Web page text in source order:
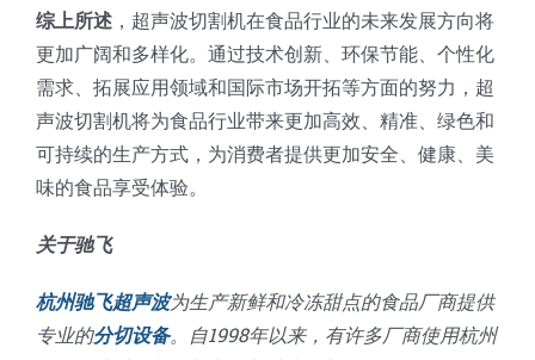
综上所述 ，超声波切割机在食品行业的未来发展方向将
更加广阔和多样化。通过技术创新、环保节能、个性化
需求、拓展应用领域和国际市场开拓等方面的努力，超
声波切割机将为食品行业带来更加高效、精准、绿色和
可持续的生产方式，为消费者提供更加安全、健康、美
味的食品享受体验。
关于驰飞
杭州驰飞超声波为生产新鲜和冷冻甜点的食品厂商提供
专业的分切设备。自1998年以来，有许多厂商使用杭州